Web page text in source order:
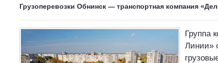
Грузоперевозки Обнинск — транспортная компания
Группа
Линии»